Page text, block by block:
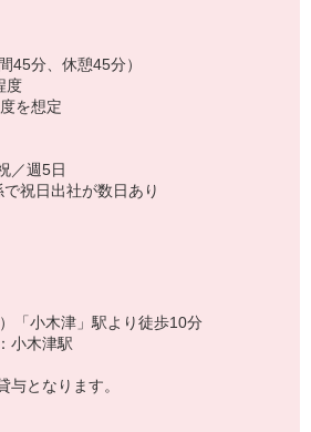
45分、休憩45分）
度
を想定
／週5日
祝日出社が数日あり
「小木津」駅より徒歩10分
小木津駅
与となります。